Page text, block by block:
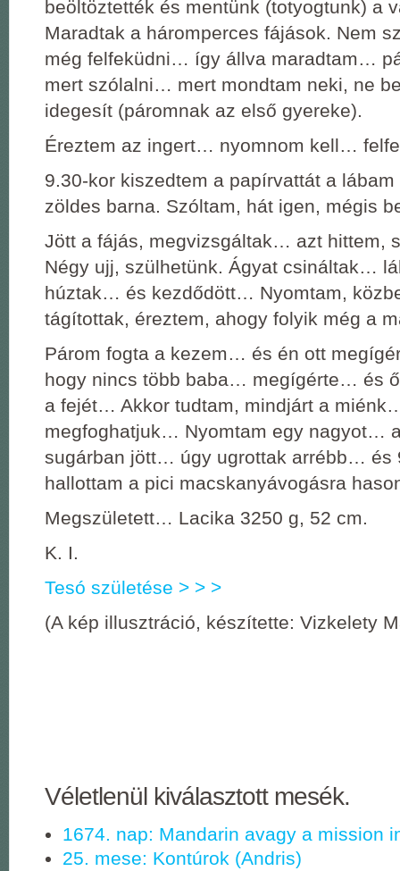
beöltöztették és mentünk (totyogtunk) a
Maradtak a háromperces fájások. Nem
még felfeküdni… így állva maradtam…
mert szólalni… mert mondtam neki, ne
idegesít (páromnak az első gyereke).
Éreztem az ingert… nyomnom kell…
9.30-kor kiszedtem a papírvattát a
zöldes barna. Szóltam, hát igen, mégis
Jött a fájás, megvizsgáltak… azt hittem,
Négy ujj, szülhetünk. Ágyat csináltak…
húztak… és kezdődött… Nyomtam,
tágítottak, éreztem, ahogy folyik még a
Párom fogta a kezem… és én ott
hogy nincs több baba… megígérte… és
a fejét… Akkor tudtam, mindjárt a
megfoghatjuk… Nyomtam egy nagyot…
sugárban jött… úgy ugrottak arrébb… és
hallottam a pici macskanyávogásra
Megszületett… Lacika 3250 g, 52 cm.
K. I.
Tesó születése > > >
(A kép illusztráció, készítette: Vizkelety
Véletlenül kiválasztott mesék.
1674. nap: Mandarin avagy a mission
25. mese: Kontúrok (Andris)